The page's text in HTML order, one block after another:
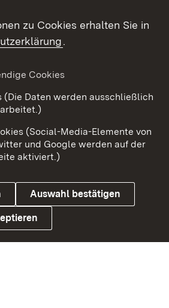
Barrierefreiheit
Cookies
zu Cookies erhalten Sie in
.
Cookies
(Die Daten werden ausschließlich
(Social-Media-Elemente von
und Google werden auf der
aktiviert.)
Auswahl bestätigen